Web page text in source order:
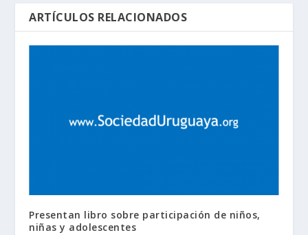
ARTÍCULOS RELACIONADOS
Presentan libro sobre participación de niños,
niñas y adolescentes